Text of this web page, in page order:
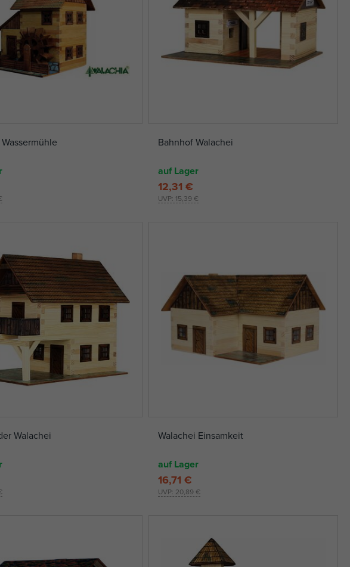
Bahnhof Walachei
auf Lager
UVP: 15,39 €
12,31 €
Walachei Walachei Einsamkeit
auf Lager
UVP: 20,89 €
16,71 €